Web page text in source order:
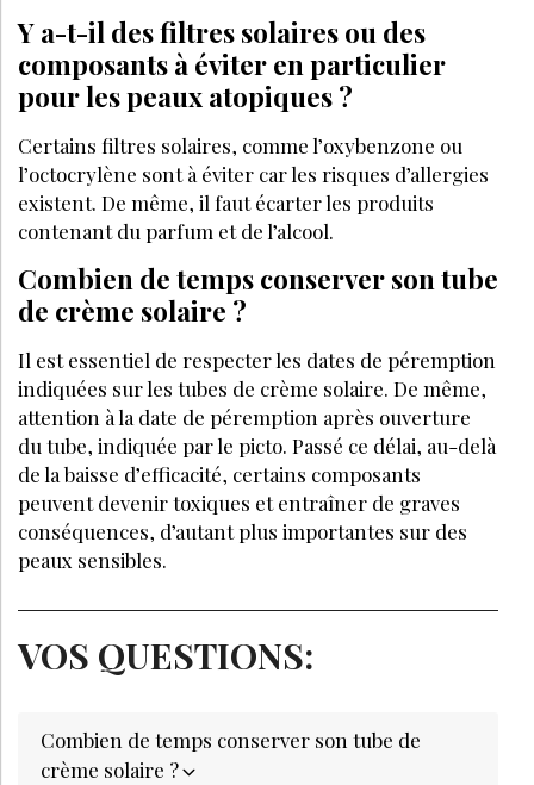
Y a-t-il des filtres solaires ou des
composants à éviter en particulier
pour les peaux atopiques ?
Certains filtres solaires, comme l’oxybenzone ou
l’octocrylène sont à éviter car les risques d’allergies
existent. De même, il faut écarter les produits
contenant du parfum et de l’alcool.
Combien de temps conserver son tube
de crème solaire ?
Il est essentiel de respecter les dates de péremption
indiquées sur les tubes de crème solaire. De même,
attention à la date de péremption après ouverture
du tube, indiquée par le picto. Passé ce délai, au-delà
de la baisse d’efficacité, certains composants
peuvent devenir toxiques et entraîner de graves
conséquences, d’autant plus importantes sur des
peaux sensibles.
VOS QUESTIONS:
Combien de temps conserver son tube de
crème solaire ?